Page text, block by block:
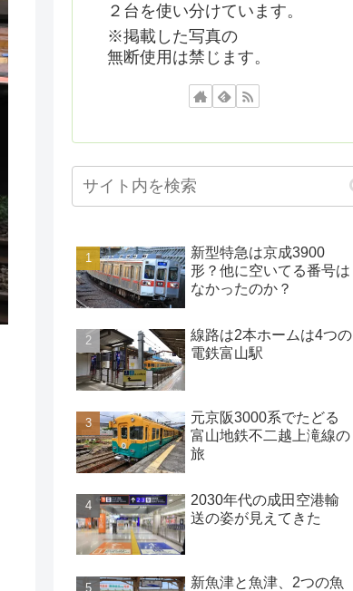
２台を使い分けています。
※掲載した写真の
無断使用は禁じます。
新型特急は京成3900
形？他に空いてる番号は
なかったのか？
線路は2本ホームは4つの
電鉄富山駅
元京阪3000系でたどる
富山地鉄不二越上滝線の
旅
2030年代の成田空港輸
送の姿が見えてきた
新魚津と魚津、2つの魚